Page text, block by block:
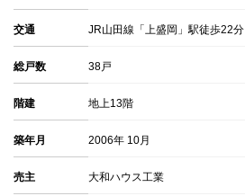
交通 JR山田線「上盛岡」駅徒歩22分
総戸数 38戸
階建 地上13階
築年月 2006年 10月
売主 大和ハウス工業